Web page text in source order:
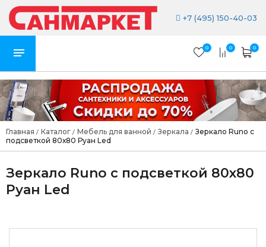
+7 (495) 150-40-03
0 0 0
Главная / Каталог / Мебель для ванной / Зеркала / Зеркало Runo с
подсветкой 80х80 Руан Led
Зеркало Runo с подсветкой 80х80
Руан Led